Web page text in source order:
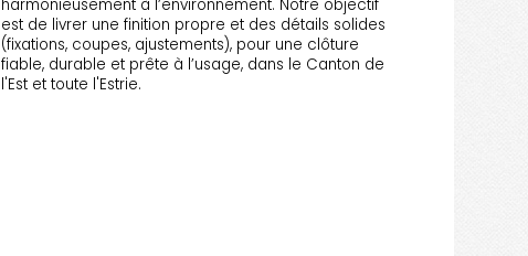
harmonieusement à l’environnement. Notre objectif
est de livrer une finition propre et des détails solides
(fixations, coupes, ajustements), pour une clôture
fiable, durable et prête à l’usage, dans le Canton de
l'Est et toute l'Estrie.